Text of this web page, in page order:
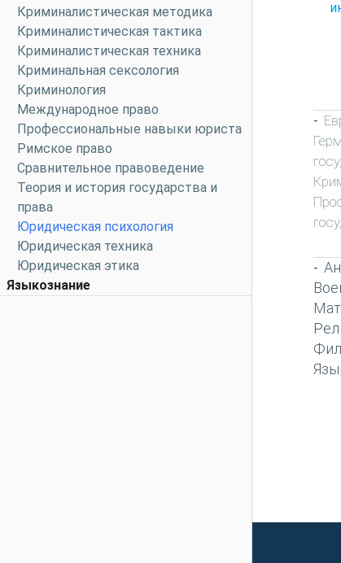
Криминалистическая методика
Криминалистическая тактика
Криминалистическая техника
Криминальная сексология
Криминология
Международное право
Профессиональные навыки юриста
Римское право
Сравнительное правоведение
Теория и история государства и
права
Юридическая психология
Юридическая техника
Юридическая этика
Языкознание
-
-